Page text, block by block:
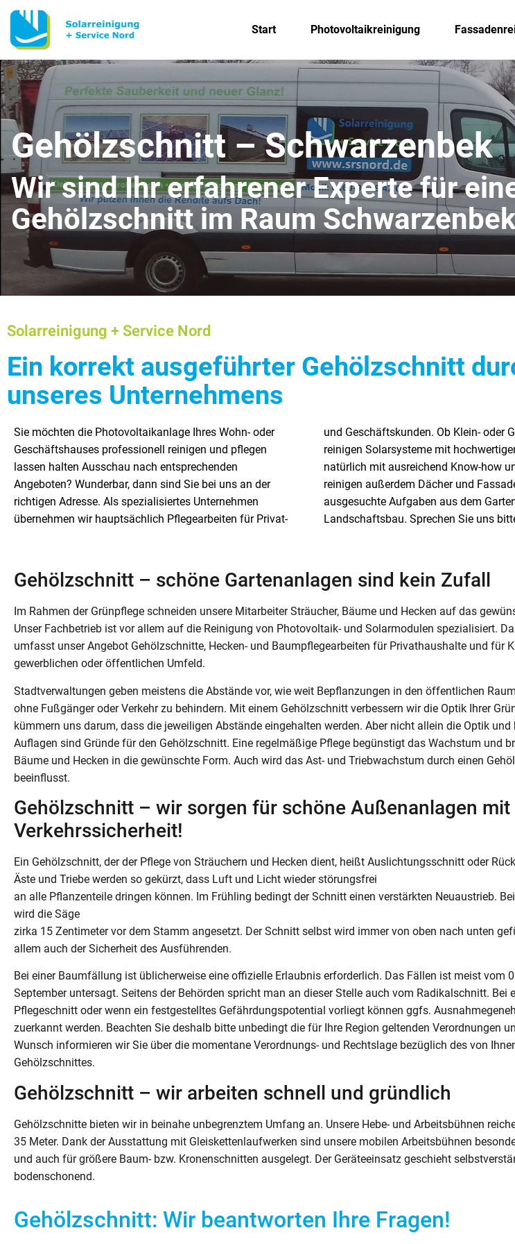
Start Photovoltaikreinigung
Gehölzschnitt – Schwarzenbek
Wir sind Ihr erfahrener Experte für
Gehölzschnitt im Raum Schwarzenbek
Solarreinigung + Service Nord
Ein korrekt ausgeführter Gehölzschnitt
unseres Unternehmens
Sie möchten die Photovoltaikanlage Ihres Wohn- oder
Geschäftshauses professionell reinigen und pflegen
lassen halten Ausschau nach entsprechenden
Angeboten? Wunderbar, dann sind Sie bei uns an der
richtigen Adresse. Als spezialisiertes Unternehmen
übernehmen wir hauptsächlich Pflegearbeiten für Privat-
und Geschäftskunden. Ob Klein- oder Großanlage: Wir
reinigen Solarsysteme mit hochwertiger Technik und
natürlich mit ausreichend Know-how und Erfahrung. Wir
reinigen außerdem Dächer und Fassaden und erledigen
ausgesuchte Aufgaben aus dem Garten- und
Landschaftsbau. Sprechen Sie uns bitte an, wenn Sie zum
Beispiel einen Fachbetrieb für den Baum- und
Heckenschnitt benötigen. Auf unserer Internetseite stellen
wir Ihnen unsere Firma und das komplette
Leistungsspektrum näher vor. In diesem Beitrag
betrachten wir zunächst das Thema Gehölzschnitt etwas
Gehölzschnitt – schöne Gartenanlagen sind kein Zufall
Im Rahmen der Grünpflege schneiden unsere Mitarbeiter Sträucher, Bäume und Hecken auf das
Unser Fachbetrieb ist vor allem auf die Reinigung von Photovoltaik- und Solarmodulen spezialisiert.
umfasst unser Angebot Gehölzschnitte, Hecken- und Baumpflegearbeiten für Privathaushalte und für
gewerblichen oder öffentlichen Umfeld.
Stadtverwaltungen geben meistens die Abstände vor, wie weit Bepflanzungen in den öffentlichen
ohne Fußgänger oder Verkehr zu behindern. Mit einem Gehölzschnitt verbessern wir die Optik Ihrer
kümmern uns darum, dass die jeweiligen Abstände eingehalten werden. Aber nicht allein die Optik und
Auflagen sind Gründe für den Gehölzschnitt. Eine regelmäßige Pflege begünstigt das Wachstum und
Bäume und Hecken in die gewünschte Form. Auch wird das Ast- und Triebwachstum durch einen
beeinflusst.
Gehölzschnitt – wir sorgen für schöne Außenanlagen
Verkehrssicherheit!
Ein Gehölzschnitt, der der Pflege von Sträuchern und Hecken dient, heißt Auslichtungsschnitt oder
Äste und Triebe werden so gekürzt, dass Luft und Licht wieder störungsfrei
an alle Pflanzenteile dringen können. Im Frühling bedingt der Schnitt einen verstärkten Neuaustrieb.
wird die Säge
zirka 15 Zentimeter vor dem Stamm angesetzt. Der Schnitt selbst wird immer von oben nach unten
allem auch der Sicherheit des Ausführenden.
Bei einer Baumfällung ist üblicherweise eine offizielle Erlaubnis erforderlich. Das Fällen ist meist vom
September untersagt. Seitens der Behörden spricht man an dieser Stelle auch vom Radikalschnitt. Bei
Pflegeschnitt oder wenn ein festgestelltes Gefährdungspotential vorliegt können ggfs.
zuerkannt werden. Beachten Sie deshalb bitte unbedingt die für Ihre Region geltenden Verordnungen
Wunsch informieren wir Sie über die momentane Verordnungs- und Rechtslage bezüglich des von
Gehölzschnittes.
Gehölzschnitt – wir arbeiten schnell und gründlich
Gehölzschnitte bieten wir in beinahe unbegrenztem Umfang an. Unsere Hebe- und Arbeitsbühnen
35 Meter. Dank der Ausstattung mit Gleiskettenlaufwerken sind unsere mobilen Arbeitsbühnen
und auch für größere Baum- bzw. Kronenschnitten ausgelegt. Der Geräteeinsatz geschieht
bodenschonend.
Gehölzschnitt: Wir beantworten Ihre Fragen!